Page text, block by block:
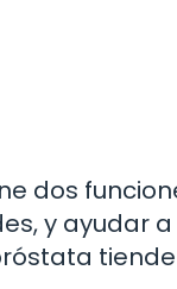
dos
y ayudar